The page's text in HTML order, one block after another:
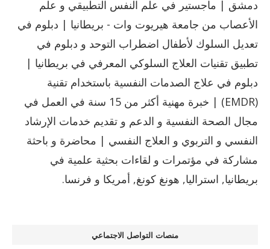
دمشق | ماجستير في علم النفس التطبيقي و علم
الأعصاب من جامعة هيريوت وات - بريطانيا | دبلوم في
تعديل السلوك لأطفال اضطراب التوحد و دبلوم في
تطبيق تقنيات العلاج السلوكي المعرفي في بريطانيا |
دبلوم في علاج الصدمات النفسية باستخدام تقنية
(EMDR) | خبرة مهنية أكثر من 15 سنة في العمل في
مجال الصحة النفسية و الدعم و تقديم خدمات الإرشاد
النفسي و التربوي و العلاج النفسي | محاضرة و باحثة
مشاركة في مؤتمرات و لقاءات بحثية علمية في
بريطانيا, استراليا, هونغ كونغ, أمريكا و فرنسا.
منصات التواصل الاجتماعي